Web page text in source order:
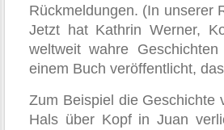
Rückmeldungen. (In unserer
Jetzt hat Kathrin Werner,
weltweit wahre
einem Buch veröffentlicht,
Zum Beispiel die Geschichte
Hals über Kopf in Juan